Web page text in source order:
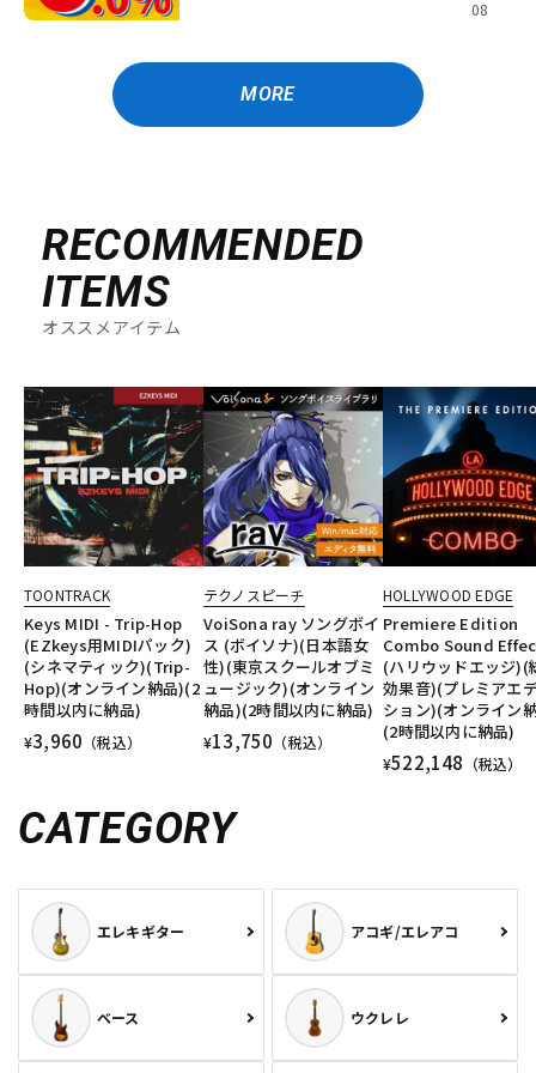
08
MORE
RECOMMENDED
ITEMS
オススメアイテム
TOONTRACK
Keys MIDI - Trip-Hop
(EZkeys用MIDIパック)
(シネマティック)(Trip-
Hop)(オンライン納品)(2
時間以内に納品)
¥3,960 （税込）
テクノスピーチ
VoiSona ray ソングボイ
ス (ボイソナ)(日本語女
性)(東京スクールオブミ
ュージック)(オンライン
納品)(2時間以内に納品)
¥13,750 （税込）
HOLLYWOOD EDGE
Premiere Edition
Combo Sound
(ハリウッドエッジ)(
効果音)(プレミアエ
ション)(オンライン
(2時間以内に納品)
¥522,148 （税込）
CATEGORY
エレキギター アコギ/エレアコ
ベース ウクレレ